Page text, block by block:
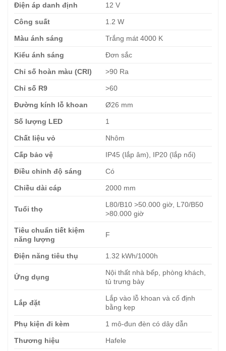
Điện áp danh định 12 V
Công suất 1.2 W
Màu ánh sáng Trắng mát 4000 K
Kiểu ánh sáng Đơn sắc
Chỉ số hoàn màu (CRI) >90 Ra
Chỉ số R9 >60
Đường kính lỗ khoan Ø26 mm
Số lượng LED 1
Chất liệu vỏ Nhôm
Cấp bảo vệ IP45 (lắp âm), IP20 (lắp nổi)
Điều chỉnh độ sáng Có
Chiều dài cáp 2000 mm
Tuổi thọ
L80/B10 >50.000 giờ, L70/B50
>80.000 giờ
Tiêu chuẩn tiết kiệm
năng lượng
F
Điện năng tiêu thụ 1.32 kWh/1000h
Ứng dụng
Nội thất nhà bếp, phòng khách,
tủ trưng bày
Lắp đặt
Lắp vào lỗ khoan và cố định
bằng kẹp
Phụ kiện đi kèm 1 mô-đun đèn có dây dẫn
Thương hiệu Hafele